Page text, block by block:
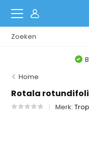
Home
Rotala
Merk: